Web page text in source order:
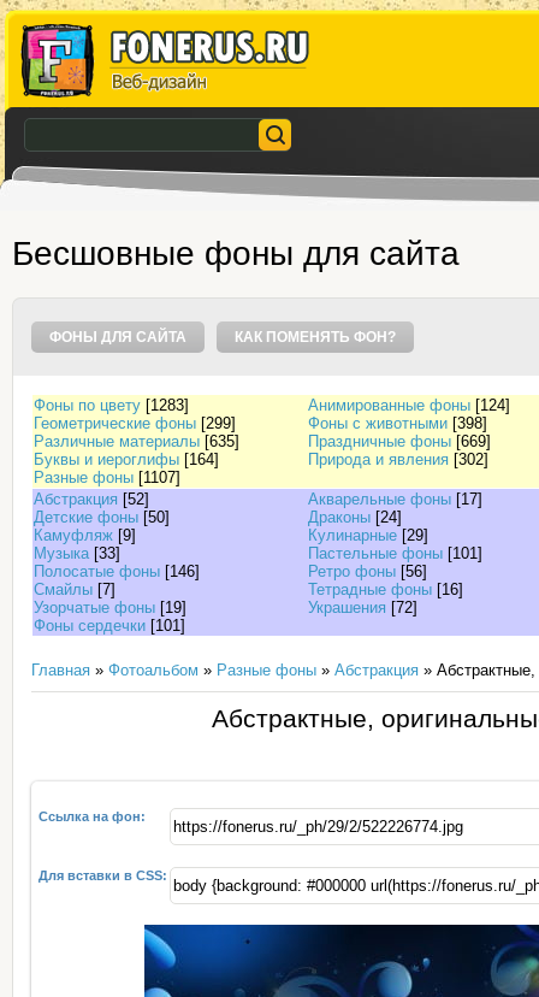
Бесшовные фоны для сайта
ФОНЫ ДЛЯ САЙТА КАК ПОМЕНЯТЬ ФОН?
Фоны по цвету [1283] Анимированные фоны [124]
Геометрические фоны [299] Фоны с животными [398]
Различные материалы [635] Праздничные фоны [669]
Буквы и иероглифы [164] Природа и явления [302]
Разные фоны [1107]
Абстракция [52] Акварельные фоны [17]
Детские фоны [50] Драконы [24]
Камуфляж [9] Кулинарные [29]
Музыка [33] Пастельные фоны [101]
Полосатые фоны [146] Ретро фоны [56]
Смайлы [7] Тетрадные фоны [16]
Узорчатые фоны [19] Украшения [72]
Фоны сердечки [101]
Главная » Фотоальбом » Разные фоны » Абстракция »
Абстрактные,
Ссылка на фон:
Для вставки в CSS: